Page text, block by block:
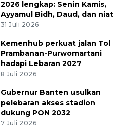
2026 lengkap: Senin Kamis,
Ayyamul Bidh, Daud, dan niat
31 Juli 2026
Kemenhub perkuat jalan Tol
Prambanan-Purwomartani
hadapi Lebaran 2027
8 Juli 2026
Gubernur Banten usulkan
pelebaran akses stadion
dukung PON 2032
7 Juli 2026